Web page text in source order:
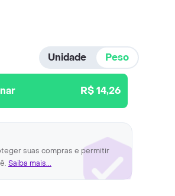
Unidade Peso
R$ 14,26
suas compras e permitir
Saiba mais...